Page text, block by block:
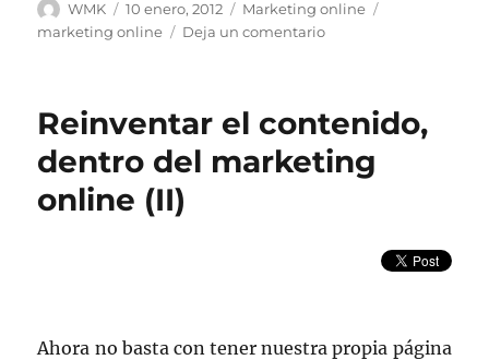
Autor
WMK
Publicado
el
10 enero, 2012 Categorías
Marketing online
marketing online
Deja un comentarioen
dentro
del
marketing
Reinventar el contenido,
dentro del marketing
online (II)
Ahora no basta con tener nuestra propia página